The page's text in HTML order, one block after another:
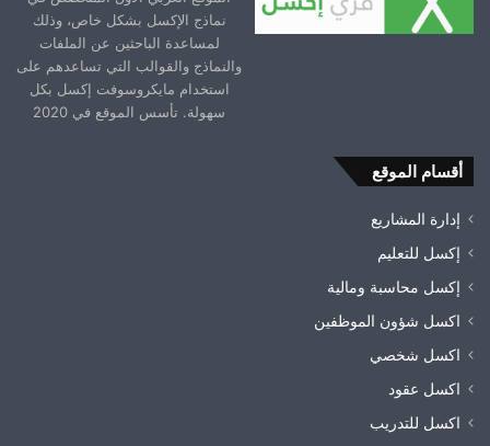
نماذج الإكسل بشكل خاص، وذلك
لمساعدة الباحثين عن الملفات
والنماذج والقوالب التي تساعدهم على
استخدام مايكروسوفت إكسل بكل
سهولة. تأسس الموقع في 2020
أقسام الموقع
إدارة المشاريع
إكسل للتعليم
إكسل محاسبة ومالية
اكسل شؤون الموظفين
اكسل شخصي
اكسل عقود
اكسل للتدريب